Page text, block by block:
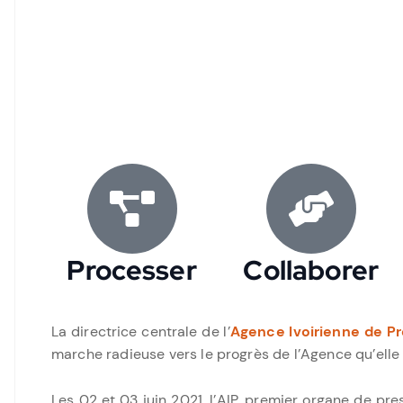
Processer Collaborer
La directrice centrale de l’Agence Ivoirienne de
marche radieuse vers le progrès de l’Agence